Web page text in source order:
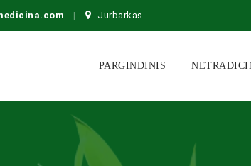
Jurbarkas
content
PARGINDINIS